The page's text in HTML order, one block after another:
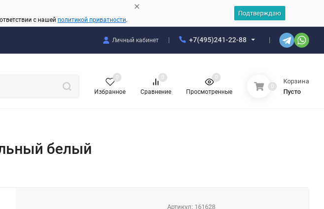
с нашей политикой приватности.
Подтверждаю
Личный кабинет +7(495)241-22-88
Избранное
0
Сравнение
0
Просмотренные
0
0
Корзина
Пусто
белый
Артикул: 161628